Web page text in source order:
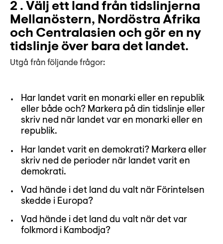
2 . Välj ett land från tidslinjerna
Mellanöstern, Nordöstra Afrika
och Centralasien och gör en ny
tidslinje över bara det landet.
Utgå från följande frågor:
Har landet varit en monarki eller en republik
eller både och? Markera på din tidslinje eller
skriv ned när landet var en monarki eller en
republik.
Har landet varit en demokrati? Markera eller
skriv ned de perioder när landet varit en
demokrati.
Vad hände i det land du valt när Förintelsen
skedde i Europa?
Vad hände i det land du valt när det var
folkmord i Kambodja?